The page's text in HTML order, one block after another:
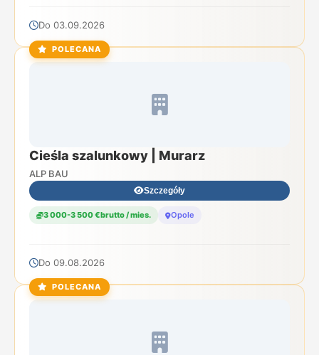
Do 03.09.2026
POLECANA
Cieśla szalunkowy | Murarz
ALP BAU
Szczegóły
3 000-3 500 €brutto / mies. Opole
Do 09.08.2026
POLECANA